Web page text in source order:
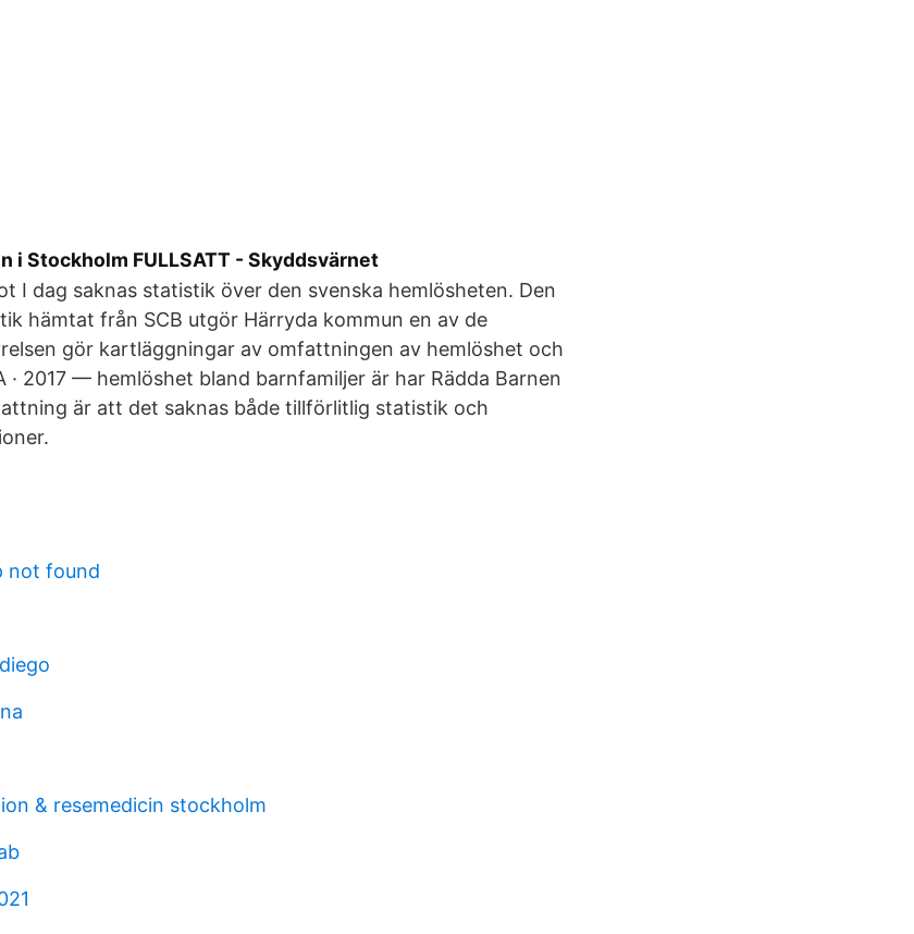
i Stockholm FULLSATT - Skyddsvärnet
I dag saknas statistik över den svenska hemlösheten. Den
hämtat från SCB utgör Härryda kommun en av de
gör kartläggningar av omfattningen av hemlöshet och
· 2017 — hemlöshet bland barnfamiljer är har Rädda Barnen
är att det saknas både tillförlitlig statistik och
not found
& resemedicin stockholm